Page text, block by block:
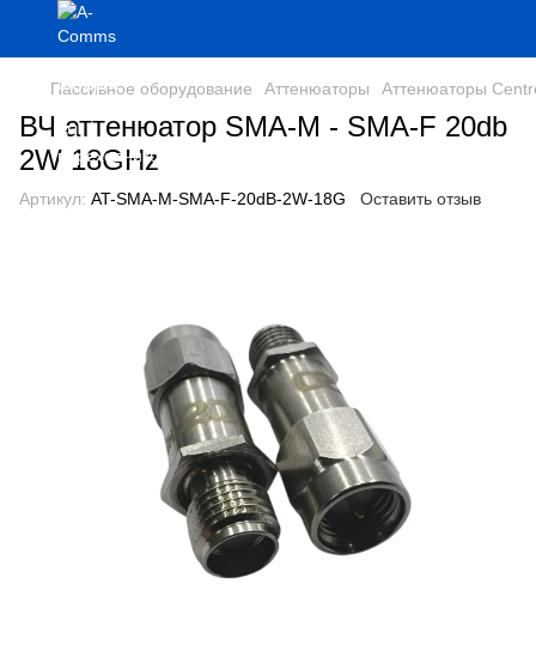
Пассивное оборудование Аттенюаторы Аттенюаторы
ВЧ аттенюатор SMA-M - SMA-F 20db
2W 18GHz
Артикул: AT-SMA-M-SMA-F-20dB-2W-18G Оставить отзыв